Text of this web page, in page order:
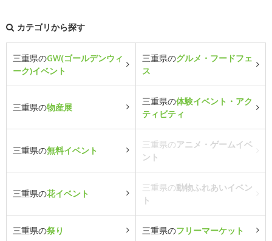
カテゴリから探す
三重県のGW(ゴールデンウィ
ーク)イベント
三重県のグルメ・フードフェ
ス
三重県の物産展
三重県の体験イベント・アク
ティビティ
三重県の無料イベント
三重県のアニメ・ゲームイベ
ント
三重県の花イベント
三重県の動物ふれあいイベン
ト
三重県の祭り 三重県のフリーマーケット